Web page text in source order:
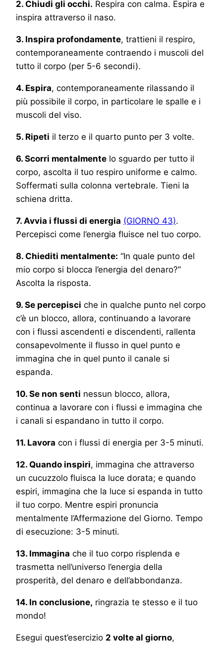
2. Chiudi gli occhi. Respira con calma. Espira e
inspira attraverso il naso.
3. Inspira profondamente, trattieni il respiro,
contemporaneamente contraendo i muscoli del
tutto il corpo (per 5-6 secondi).
4. Espira, contemporaneamente rilassando il
più possibile il corpo, in particolare le spalle e i
muscoli del viso.
5. Ripeti il terzo e il quarto punto per 3 volte.
6. Scorri mentalmente lo sguardo per tutto il
corpo, ascolta il tuo respiro uniforme e calmo.
Soffermati sulla colonna vertebrale. Tieni la
schiena dritta.
7. Avvia i flussi di energia (GIORNO 43).
Percepisci come l’energia fluisce nel tuo corpo.
8. Chiediti mentalmente: “In quale punto del
mio corpo si blocca l’energia del denaro?”
Ascolta la risposta.
9. Se percepisci che in qualche punto nel corpo
c’è un blocco, allora, continuando a lavorare
con i flussi ascendenti e discendenti, rallenta
consapevolmente il flusso in quel punto e
immagina che in quel punto il canale si
espanda.
10. Se non senti nessun blocco, allora,
continua a lavorare con i flussi e immagina che
i canali si espandano in tutto il corpo.
11. Lavora con i flussi di energia per 3-5 minuti.
12. Quando inspiri, immagina che attraverso
un cucuzzolo fluisca la luce dorata; e quando
espiri, immagina che la luce si espanda in tutto
il tuo corpo. Mentre espiri pronuncia
mentalmente l’Affermazione del Giorno. Tempo
di esecuzione: 3-5 minuti.
13. Immagina che il tuo corpo risplenda e
trasmetta nell’universo l’energia della
prosperità, del denaro e dell’abbondanza.
14. In conclusione, ringrazia te stesso e il tuo
mondo!
Esegui quest’esercizio 2 volte al giorno,